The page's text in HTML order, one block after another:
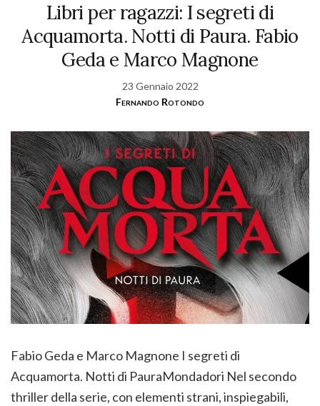
Libri per ragazzi: I segreti di
Acquamorta. Notti di Paura. Fabio
Geda e Marco Magnone
23 Gennaio 2022
Fernando Rotondo
Fabio Geda e Marco Magnone I segreti di
Acquamorta. Notti di PauraMondadori Nel secondo
thriller della serie, con elementi strani, inspiegabili,